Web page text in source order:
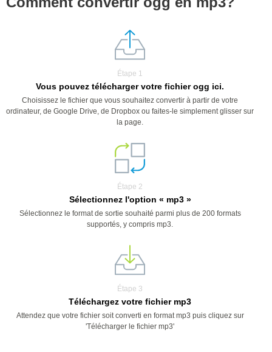
Étape 1
Vous pouvez télécharger votre fichier ogg ici.
Choisissez le fichier que vous souhaitez convertir à partir de votre
ordinateur, de Google Drive, de Dropbox ou faites-le simplement glisser sur
la page.
Étape 2
Sélectionnez l'option « mp3 »
Sélectionnez le format de sortie souhaité parmi plus de 200 formats
supportés, y compris mp3.
Étape 3
Téléchargez votre fichier mp3
Attendez que votre fichier soit converti en format mp3 puis cliquez sur
'Télécharger le fichier mp3'